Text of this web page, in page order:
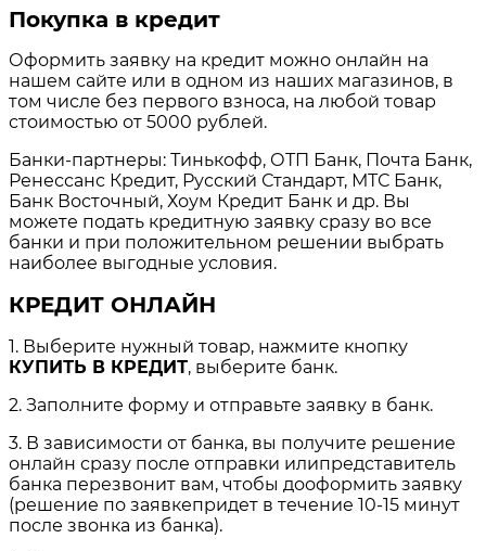
Покупка в кредит
Оформить заявку на кредит можно онлайн на
нашем сайте или в одном из наших магазинов, в
том числе без первого взноса, на любой товар
стоимостью от 5000 рублей.
Банки-партнеры: Тинькофф, ОТП Банк, Почта Банк,
Ренессанс Кредит, Русский Стандарт, МТС Банк,
Банк Восточный, Хоум Кредит Банк и др. Вы
можете подать кредитную заявку сразу во все
банки и при положительном решении выбрать
наиболее выгодные условия.
КРЕДИТ ОНЛАЙН
1. Выберите нужный товар, нажмите кнопку
КУПИТЬ В КРЕДИТ, выберите банк.
2. Заполните форму и отправьте заявку в банк.
3. В зависимости от банка, вы получите решение
онлайн сразу после отправки илипредставитель
банка перезвонит вам, чтобы дооформить заявку
(решение по заявкепридет в течение 10-15 минут
после звонка из банка).